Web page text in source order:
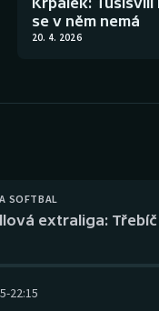
se v něm nemá
20. 4. 2026
SOFTBAL
extraliga:
-22:15